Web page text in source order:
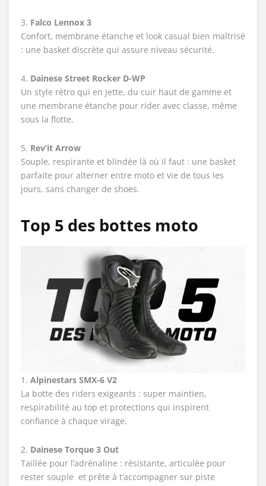
3. Falco Lennox 3
Confort, membrane étanche et look casual bien maîtrisé
: une basket discrète qui assure niveau sécurité.
4. Dainese Street Rocker D-WP
Un style rétro qui en jette, du cuir haut de gamme et
une membrane étanche pour rider avec classe, même
sous la flotte.
5. Rev’it Arrow
Souple, respirante et blindée là où il faut : une basket
parfaite pour alterner entre moto et vie de tous les
jours, sans changer de shoes.
Top 5 des bottes moto
1. Alpinestars SMX-6 V2
La botte des riders exigeants : super maintien,
respirabilité au top et protections qui inspirent
confiance à chaque virage.
2. Dainese Torque 3 Out
Taillée pour l’adrénaline : résistante, articulée pour
rester souple et prête à t’accompagner sur piste